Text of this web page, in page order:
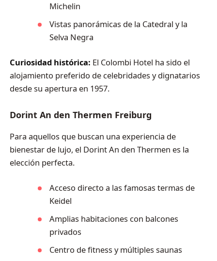
Michelin
Vistas panorámicas de la Catedral y la
Selva Negra
Curiosidad histórica: El Colombi Hotel ha sido el
alojamiento preferido de celebridades y dignatarios
desde su apertura en 1957.
Dorint An den Thermen Freiburg
Para aquellos que buscan una experiencia de
bienestar de lujo, el Dorint An den Thermen es la
elección perfecta.
Acceso directo a las famosas termas de
Keidel
Amplias habitaciones con balcones
privados
Centro de fitness y múltiples saunas